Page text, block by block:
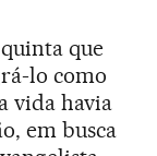
que
lo como
vida havia
em busca